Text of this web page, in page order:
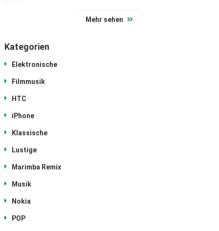
Mehr sehen
Kategorien
Elektronische
Filmmusik
HTC
iPhone
Klassische
Lustige
Marimba Remix
Musik
Nokia
POP